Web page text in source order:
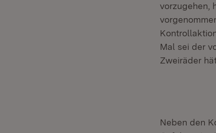
vorzugehen,
Mal sei der
Zweiräder
Neben den